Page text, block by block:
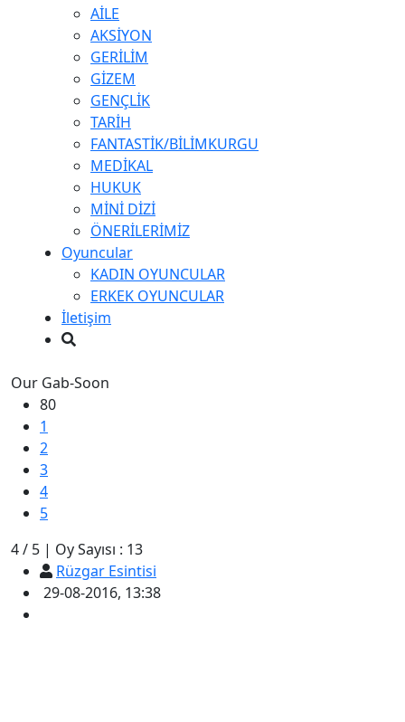
AİLE
AKSİYON
GERİLİM
GİZEM
GENÇLİK
TARİH
FANTASTİK/BİLİMKURGU
MEDİKAL
HUKUK
MİNİ DİZİ
ÖNERİLERİMİZ
Oyuncular
KADIN OYUNCULAR
ERKEK OYUNCULAR
İletişim
Our Gab-Soon
80
1
2
3
4
5
4/ 5 | Oy Sayısı : 13
Rüzgar Esintisi
29-08-2016, 13:38